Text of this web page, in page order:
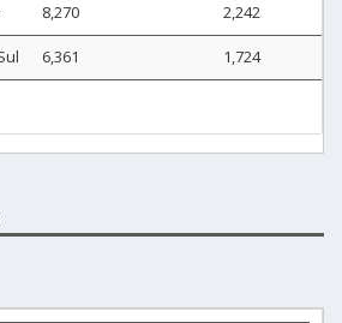
8,270 2,242
6,361 1,724